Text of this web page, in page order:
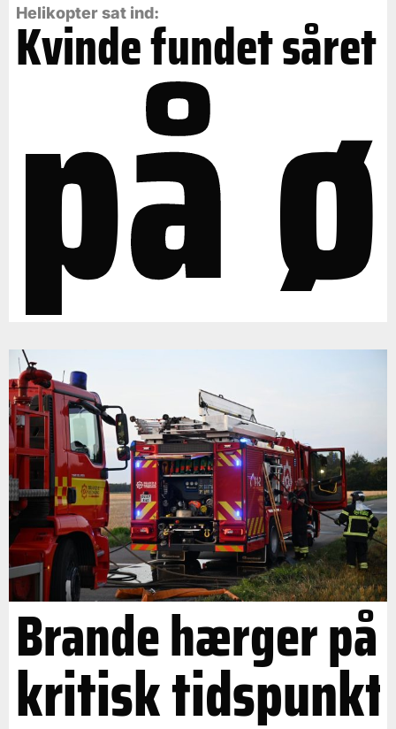
Helikopter sat ind:
Kvinde fundet såret
på ø
Brande hærger på
kritisk tidspunkt